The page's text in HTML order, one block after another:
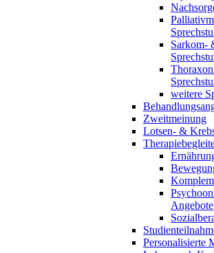
Sarkom-
weitere
Zweitmeinung
Lotsen- &
Angebote
Personalisierte